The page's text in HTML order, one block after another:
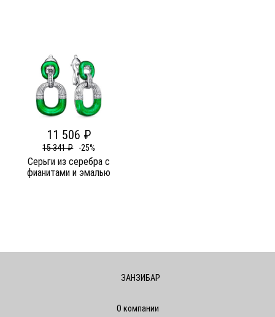
11 506 ₽
15 341 ₽ -25%
Серьги из серебра c
фианитами и эмалью
ЗАНЗИБАР
О компании